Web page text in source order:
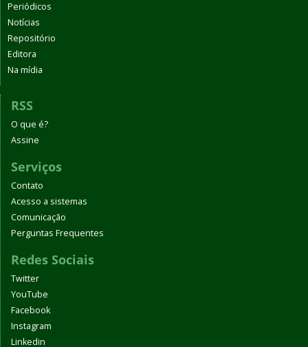
Periódicos
Notícias
Repositório
Editora
Na mídia
RSS
O que é?
Assine
Serviços
Contato
Acesso a sistemas
Comunicação
Perguntas Frequentes
Redes Sociais
Twitter
YouTube
Facebook
Instagram
Linkedin